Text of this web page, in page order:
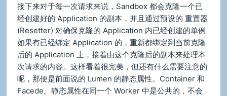
接下来对于每一次请求来说，Sandbox 都会克隆一个已
经创建好的 Application 的副本，并且通过预设的 重置器
(Resetter) 对确保克隆的 Application 内已经创建的单例
如果有已经绑定 Application 的，重新都绑定到当前克隆
后的 Application 上，接着由这个克隆后的副本来处理本
次请求的内容。这样看着很完美，但还有什么需要注意的
呢，那便是前面说的 Lumen 的静态属性。Container 和
Facede。静态属性在同一个 Worker 中是公共的，不会